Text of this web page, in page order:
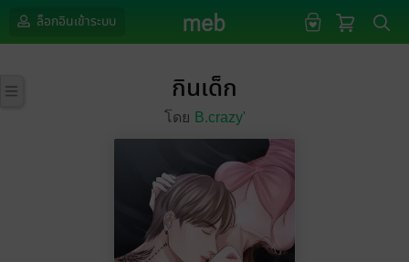
ล็อกอินเข้าระบบ
กินเด็ก
โดย B.crazy'